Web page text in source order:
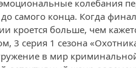
колебания
самого конца. Когда
кроется больше, чем
3 серия 1 сезона
в мир